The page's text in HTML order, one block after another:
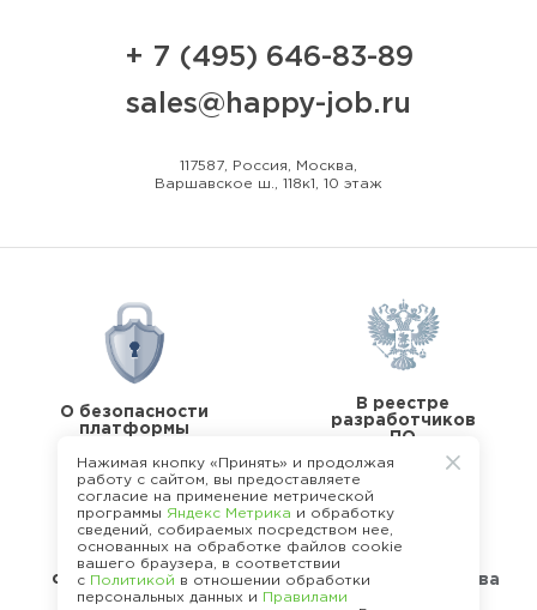
+ 7 (495) 646-83-89
sales@happy-job.ru
117587, Россия, Москва,
Варшавское ш., 118к1, 10 этаж
О безопасности
платформы
В реестре
разработчиков
ПО
В реестре
операторов перс.
данных
Стандарты качества
Нажимая кнопку «Принять» и продолжая
работу с сайтом, вы предоставляете
согласие на применение метрической
программы Яндекс Метрика и обработку
сведений, собираемых посредством нее,
основанных на обработке файлов cookie
вашего браузера, в соответствии
с Политикой в отношении обработки
персональных данных и
Правилами